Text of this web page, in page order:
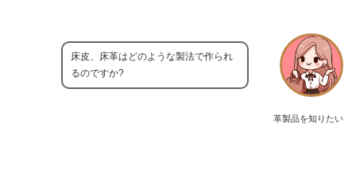
革製品を知りたい
床皮、床革はどのような製法で作られ
るのですか?